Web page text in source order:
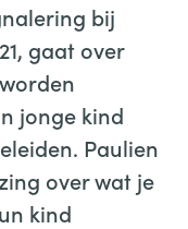
bij
gaat over
jonge kind
Paulien
over wat je
kind